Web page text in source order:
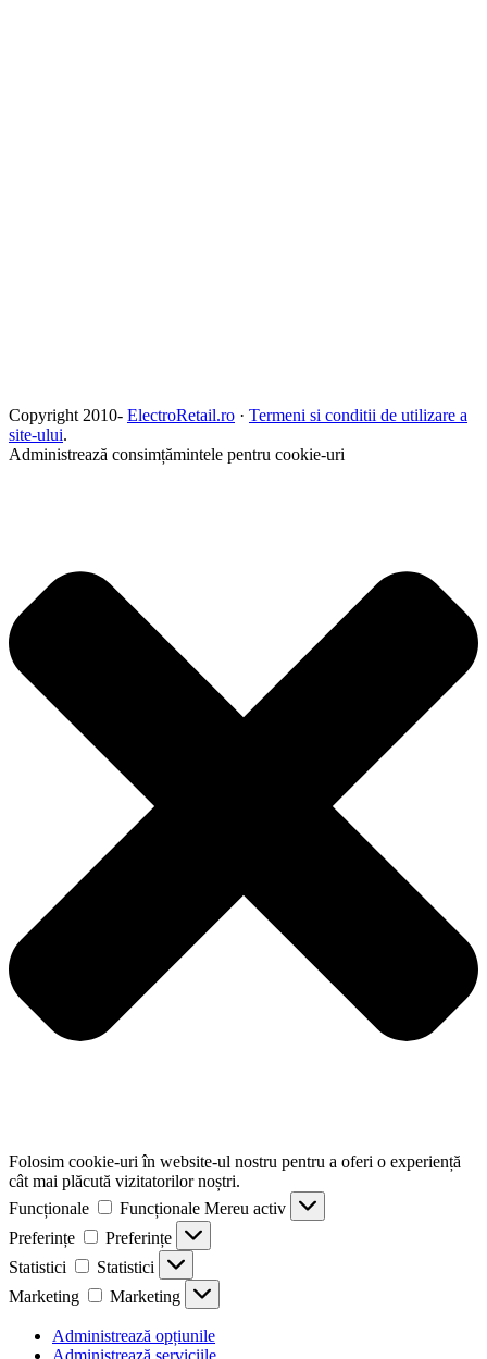
Copyright 2010- ElectroRetail.ro · Termeni si conditii de utilizare a
site-ului.
Administrează consimțămintele pentru cookie-uri
Folosim cookie-uri în website-ul nostru pentru a oferi o experiență
cât mai plăcută vizitatorilor noștri.
Funcționale
Funcționale Mereu activ
Preferințe
Preferințe
Statistici
Statistici
Marketing
Marketing
Administrează opțiunile